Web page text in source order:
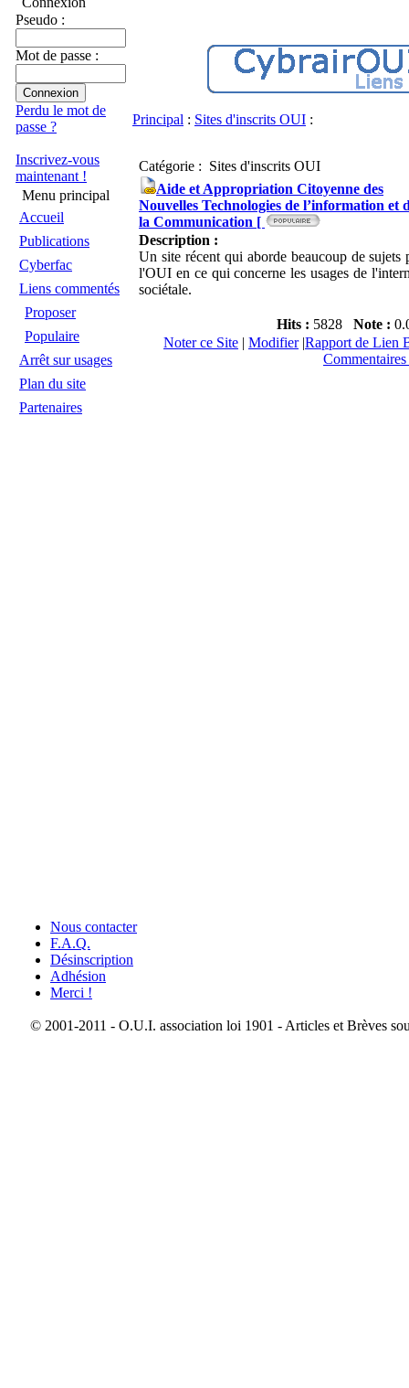
Pseudo :
Mot de passe :
Perdu le mot de
passe ?
Inscrivez-vous
maintenant !
Menu principal
Accueil
Publications
Cyberfac
Liens commentés
Proposer
Populaire
Arrêt sur usages
Plan du site
Partenaires
Principal : Sites d'inscrits OUI :
Catégorie : Sites d'inscrits OUI
Aide et Appropriation Citoyenne des
Nouvelles Technologies de l’information et
la Communication [
Description :
Un site récent qui aborde beaucoup de sujets
l'OUI en ce qui concerne les usages de
sociétale.
Hits : 5828 Note :
Noter ce Site | Modifier|Rapport de Lien
Nous contacter
F.A.Q.
Désinscription
Adhésion
Merci !
© 2001-2011 - O.U.I. association loi 1901 - Articles et Brèves